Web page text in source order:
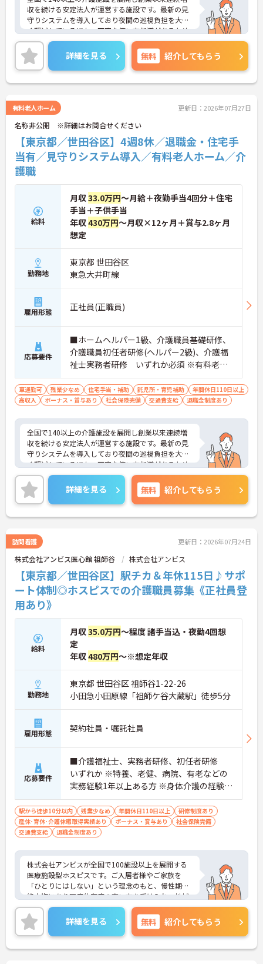
収を続ける安定法人が運営する施設です。最新の見
守りシステムを導入しており夜間の巡視負担を大き
く軽減しているほか、丁寧な使い方指導があるため
安心して業務を始められます。月平均残業10時間程
度、住宅手当や子供手当、1食300円の食事補助など
生活を支える福利厚生が大変充実しています。『ハ
タラクエール2023』の認証も取得しており、資格取
得支援や職種別研修制度を通じて着実なキャリアア
分に活かし、ご自身の生活も大切にしながら長期的
に活躍できるおすすめの環境です。
★おすすめPOINT★
【安定した経営基盤とキャリア支援】
・全国140以上の施設を展開し連続増収を続ける安
定法人が運営しています
・資格取得支援や職種別研修制度があり有資格者の
・昇格実績もあり頑張りがしっかり評価される風通
しの良い環境です
【最新設備による負担軽減と働きやすさ】
・最新の見守りシステム導入により夜勤時の巡視の
手間を大きく軽減しています
丁寧な指導を実施しています
【生活を支える充実の福利厚生】
する手当を完備しています
・1食300円で施設と同じ食事が食べられる食事補助
制度を利用できます ・徒歩や自転車の通勤手当も用
意しています
詳細を見る 無料 紹介してもらう
有料老人ホーム 更新日：2026年07月27日
名称非公開 ※詳細はお問合せください
【東京都／世田谷区】4週8休／退職金・住宅手
当有／見守りシステム導入／有料老人ホーム／介
護職
給料
月収33.0万円～月給＋夜勤手当4回分＋住宅
手当＋子供手当
年収430万円～月収×12ヶ月＋賞与2.8ヶ月
想定
勤務地
東京都 世田谷区
東急大井町線
雇用形態 正社員(正職員)
応募要件
■ホームヘルパー1級、介護職員基礎研修、
介護職員初任者研修(ヘルパー2級)、介護福
祉士実務者研修 いずれか必須 ※有料老人
ホーム経験者歓迎
車通勤可 残業少なめ 住宅手当・補助 託児所・育児補助
年間休日110日以上
高収入
ボーナス・賞与あり 社会保険完備 交通費支給 退職金制度あり
全国で140以上の介護施設を展開し創業以来連続増
収を続ける安定法人が運営する施設です。最新の見
守りシステムを導入しており夜間の巡視負担を大き
く軽減しているほか、丁寧な使い方指導があるため
安心して業務を始められます。月平均残業10時間程
度、住宅手当や子供手当、1食300円の食事補助など
生活を支える福利厚生が大変充実しています。『ハ
タラクエール2023』の認証も取得しており、資格取
得支援や職種別研修制度を通じて着実なキャリアア
分に活かし、ご自身の生活も大切にしながら長期的
に活躍できるおすすめの環境です。
★おすすめPOINT★
【安定した経営基盤とキャリア支援】
・全国140以上の施設を展開し連続増収を続ける安
定法人が運営しています
・資格取得支援や職種別研修制度があり有資格者の
・昇格実績もあり頑張りがしっかり評価される風通
しの良い環境です
【最新設備による負担軽減と働きやすさ】
・最新の見守りシステム導入により夜勤時の巡視の
・機器の導入にあたっては誰でも使いこなせるよう
丁寧な指導を実施しています
【生活を支える充実の福利厚生】
・住宅手当や子供手当などご家族の生活もサポート
する手当を完備しています
・1食300円で施設と同じ食事が食べられる食事補助
制度を利用できます ・徒歩や自転車の通勤手当も用
詳細を見る 無料 紹介してもらう
訪問看護 更新日：2026年07月24日
株式会社アンビス医心館 祖師谷 株式会社アンビス
【東京都／世田谷区】駅チカ＆年休115日♪サポ
ート体制◎ホスピスでの介護職員募集《正社員登
用あり》
給料
月収35.0万円～程度 諸手当込・夜勤4回想
定
年収480万円～※想定年収
勤務地
東京都 世田谷区 祖師谷1-22-26
小田急小田原線「祖師ケ谷大蔵駅」徒歩5分
雇用形態 契約社員・嘱託社員
応募要件
■介護福祉士、実務者研修、初任者研修
いずれか ※特養、老健、病院、有老などの
実務経験1年以上ある方 ※身体介護の経験年
以上ある方、機械浴の使用の経験のある方
歓迎
駅から徒歩10分以内 残業少なめ 年間休日110日以上
研修制度あり
産休･育休･介護休暇取得実績あり
ボーナス・賞与あり
社会保険完備
交通費支給
退職金制度あり
株式会社アンビスが全国で100施設以上を展開する
医療施設型ホスピスです。ご入居者様やご家族を
「ひとりにはしない」という理念のもと、慢性期や
終末期にあり医療依存度の高い方を受け入れ、地域
医療を支える社会的意義の高い事業を推進していま
す。現場には看護師が24時間常駐しています。急変
時の対応や医療行為は看護師が担当するため、初任
者研修や実務者研修の方も食事介助や入浴介助など
の生活を支えるケアに専念できる環境です。多職種
詳細を見る 無料 紹介してもらう